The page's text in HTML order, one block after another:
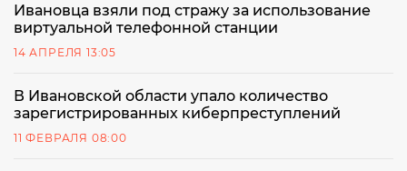
Ивановца взяли под стражу за использование
виртуальной телефонной станции
14 АПРЕЛЯ 13:05
В Ивановской области упало количество
зарегистрированных киберпреступлений
11 ФЕВРАЛЯ 08:00